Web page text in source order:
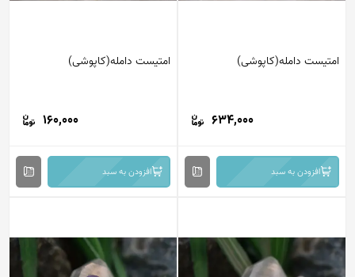
امتیست دامله(کاپوشی)
634,000
افزودن به سبد
امتیست دامله(کاپوشی)
160,000
افزودن به سبد